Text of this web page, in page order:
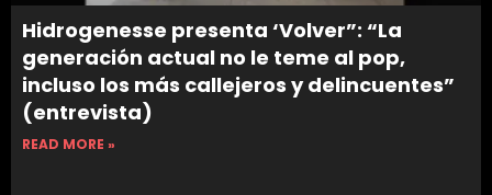
Hidrogenesse presenta ‘Volver”: “La
generación actual no le teme al pop,
incluso los más callejeros y delincuentes”
(entrevista)
READ MORE »